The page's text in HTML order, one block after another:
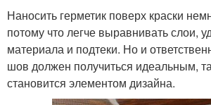
Наносить герметик поверх краски
потому что легче выравнивать слои,
материала и подтеки. Но и
шов должен получиться идеальным,
становится элементом дизайна.